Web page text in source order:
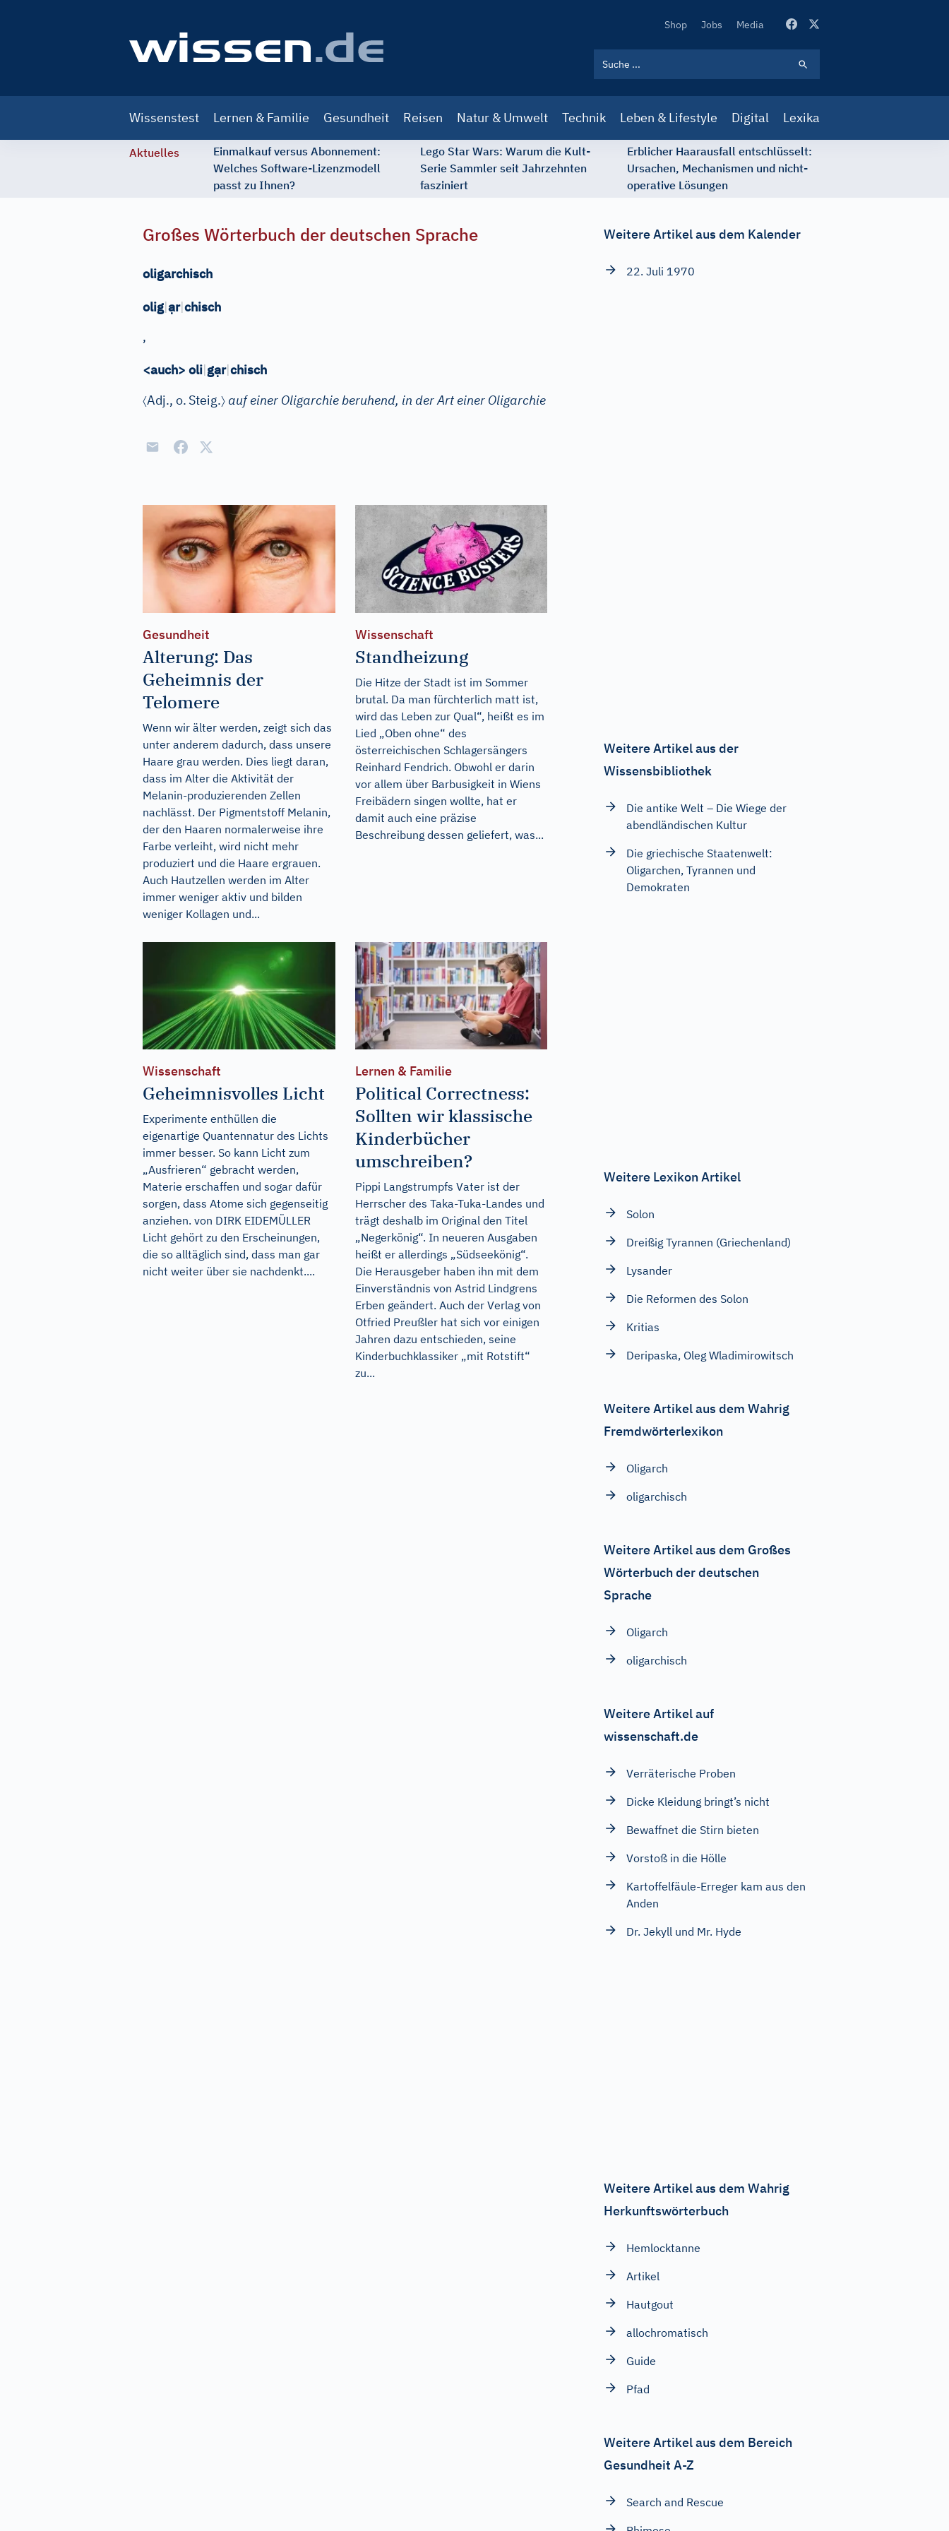
Secondary
Shop Jobs Media
navigation
Wissenstest Lernen & Familie Gesundheit Reisen Natur & Umwelt Technik Leben & Lifestyle Digital Lexika
Aktuelles
Einmalkauf versus Abonnement:
Welches Software-Lizenzmodell
passt zu Ihnen?
Lego Star Wars: Warum die Kult-
Serie Sammler seit Jahrzehnten
fasziniert
Erblicher Haarausfall entschlüsselt:
Ursachen, Mechanismen und nicht-
operative Lösungen
Großes Wörterbuch der deutschen Sprache
oligarchisch
olig|ạr|chisch
,
<auch> oli|gạr|chisch
〈Adj., o. Steig.〉 auf einer Oligarchie beruhend, in der Art einer Oligarchie
Gesundheit
Alterung: Das
Geheimnis der
Telomere
Wenn wir älter werden, zeigt sich das
unter anderem dadurch, dass unsere
Haare grau werden. Dies liegt daran,
dass im Alter die Aktivität der
Melanin-produzierenden Zellen
nachlässt. Der Pigmentstoff Melanin,
der den Haaren normalerweise ihre
Farbe verleiht, wird nicht mehr
produziert und die Haare ergrauen.
Auch Hautzellen werden im Alter
immer weniger aktiv und bilden
weniger Kollagen und...
Wissenschaft
Standheizung
Die Hitze der Stadt ist im Sommer
brutal. Da man fürchterlich matt ist,
wird das Leben zur Qual“, heißt es im
Lied „Oben ohne“ des
österreichischen Schlagersängers
Reinhard Fendrich. Obwohl er darin
vor allem über Barbusigkeit in Wiens
Freibädern singen wollte, hat er
damit auch eine präzise
Beschreibung dessen geliefert, was...
Wissenschaft
Geheimnisvolles Licht
Experimente enthüllen die
eigenartige Quantennatur des Lichts
immer besser. So kann Licht zum
„Ausfrieren“ gebracht werden,
Materie erschaffen und sogar dafür
sorgen, dass Atome sich gegenseitig
anziehen. von DIRK EIDEMÜLLER
Licht gehört zu den Erscheinungen,
die so alltäglich sind, dass man gar
nicht weiter über sie nachdenkt....
Lernen & Familie
Political Correctness:
Sollten wir klassische
Kinderbücher
umschreiben?
Pippi Langstrumpfs Vater ist der
Herrscher des Taka-Tuka-Landes und
trägt deshalb im Original den Titel
„Negerkönig“. In neueren Ausgaben
heißt er allerdings „Südseekönig“.
Die Herausgeber haben ihn mit dem
Einverständnis von Astrid Lindgrens
Erben geändert. Auch der Verlag von
Otfried Preußler hat sich vor einigen
Jahren dazu entschieden, seine
Kinderbuchklassiker „mit Rotstift“
zu...
Weitere Artikel aus dem Kalender
22. Juli 1970
Weitere Artikel aus der
Wissensbibliothek
Die antike Welt – Die Wiege der
abendländischen Kultur
Die griechische Staatenwelt:
Oligarchen, Tyrannen und
Demokraten
Weitere Lexikon Artikel
Solon
Dreißig Tyrannen (Griechenland)
Lysander
Die Reformen des Solon
Kritias
Deripaska, Oleg Wladimirowitsch
Weitere Artikel aus dem Wahrig
Fremdwörterlexikon
Oligarch
oligarchisch
Weitere Artikel aus dem Großes
Wörterbuch der deutschen
Sprache
Oligarch
oligarchisch
Weitere Artikel auf
wissenschaft.de
Verräterische Proben
Dicke Kleidung bringt’s nicht
Bewaffnet die Stirn bieten
Vorstoß in die Hölle
Kartoffelfäule-Erreger kam aus den
Anden
Dr. Jekyll und Mr. Hyde
Weitere Artikel aus dem Wahrig
Herkunftswörterbuch
Hemlocktanne
Artikel
Hautgout
allochromatisch
Guide
Pfad
Weitere Artikel aus dem Bereich
Gesundheit A-Z
Search and Rescue